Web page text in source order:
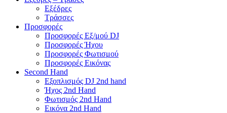
Εξέδρες
Τράσσες
Προσφορές
Προσφορές Εξ/μού DJ
Προσφορές Ήχου
Προσφορές Φωτισμού
Προσφορές Εικόνας
Second Hand
Εξοπλισμός DJ 2nd hand
Ήχος 2nd Hand
Φωτισμός 2nd Hand
Εικόνα 2nd Hand